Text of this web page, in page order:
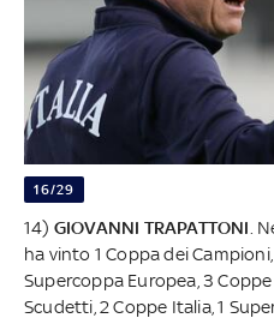
16/29
14) GIOVANNI TRAPATTONI .
ha vinto 1 Coppa dei
Supercoppa Europea, 3
Scudetti, 2 Coppe Italia, 1